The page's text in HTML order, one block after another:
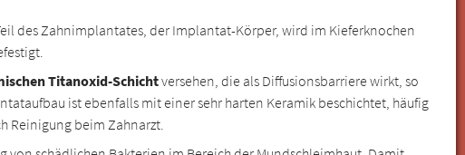
des Zahnimplantates, der Implantat-Körper, wird im Kieferknochen
Titanoxid-Schichtversehen, die als Diffusionsbarriere wirkt, so
ist ebenfalls mit einer sehr harten Keramik beschichtet, häufig
Reinigung beim Zahnarzt.